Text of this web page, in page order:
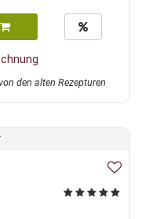
den alten Rezepturen